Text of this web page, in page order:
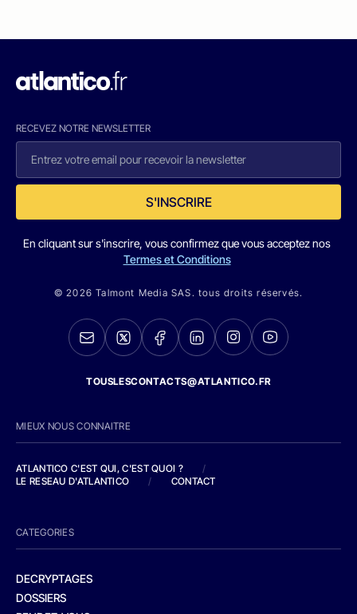
RECEVEZ NOTRE NEWSLETTER
S'INSCRIRE
En cliquant sur s'inscrire, vous confirmez que vous acceptez nos
Termes et Conditions
© 2026 Talmont Media SAS. tous droits réservés.
TOUSLESCONTACTS@ATLANTICO.FR
MIEUX NOUS CONNAITRE
ATLANTICO C'EST QUI, C'EST QUOI ?
/
LE RESEAU D'ATLANTICO
/ CONTACT
CATEGORIES
DECRYPTAGES
DOSSIERS